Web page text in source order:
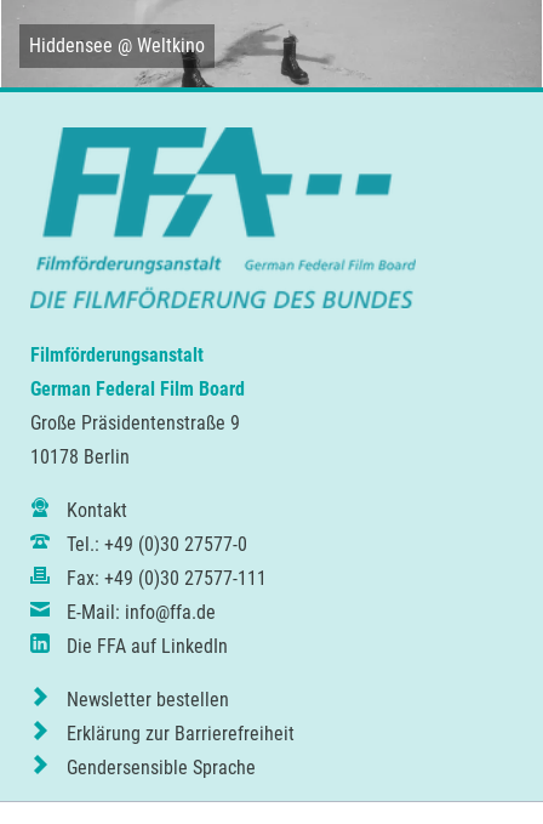
Hiddensee @ Weltkino
Filmförderungsanstalt
German Federal Film Board
Große Präsidentenstraße 9
10178 Berlin
Kontakt
Tel.: +49 (0)30 27577-0
Fax: +49 (0)30 27577-111
E-Mail: info@ffa.de
Die FFA auf LinkedIn
Newsletter bestellen
Erklärung zur Barrierefreiheit
Gendersensible Sprache